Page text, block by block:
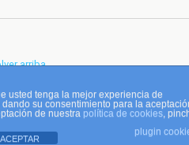
arriba
Escritorio
usted tenga la mejor experiencia de
su consentimiento para la
de nuestra política de cookies,
plugin
ACEPTAR